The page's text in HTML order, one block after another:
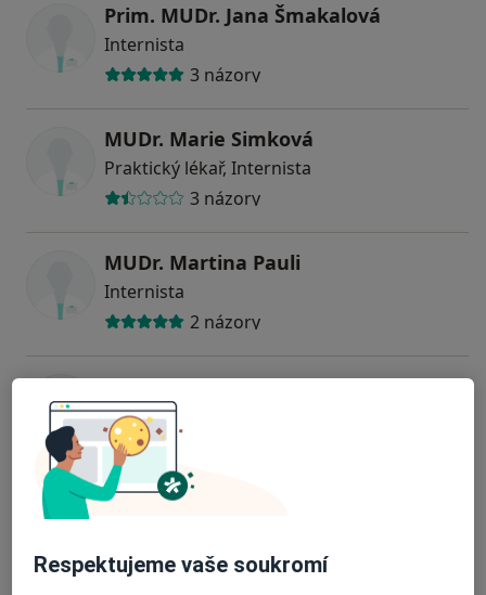
Prim. MUDr. Jana Šmakalová
Internista
3 názory
MUDr. Marie Simková
Praktický lékař, Internista
3 názory
MUDr. Martina Pauli
Internista
2 názory
Martin Pruner
Internista
Martin Šmakal
Respektujeme vaše soukromí